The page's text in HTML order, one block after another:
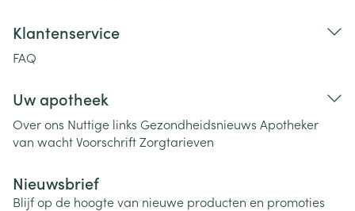
Klantenservice
FAQ
Uw apotheek
Over ons Nuttige links Gezondheidsnieuws Apotheker
van wachtVoorschriftZorgtarieven
Nieuwsbrief
Blijf op de hoogte van nieuwe producten en promoties